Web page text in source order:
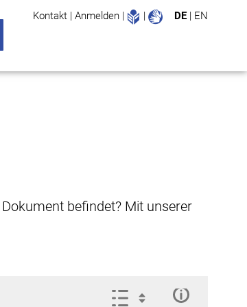
Kontakt | Anmelden | Leichte Sprache
| DE | EN
befindet? Mit unserer